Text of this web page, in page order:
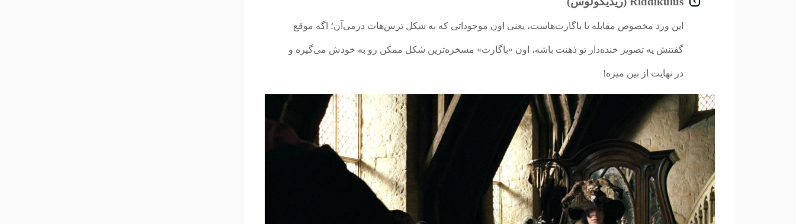
این ورد مخصوص مقابله با باگارت‌هاست، یعنی اون موجوداتی که به شکل ترس‌هات درمی‌آن؛ اگه موقع
گفتنش یه تصویر خنده‌دار تو ذهنت باشه، اون «باگارت» مسخره‌ترین شکل ممکن رو به خودش می‌گیره و
در نهایت از بین میره!